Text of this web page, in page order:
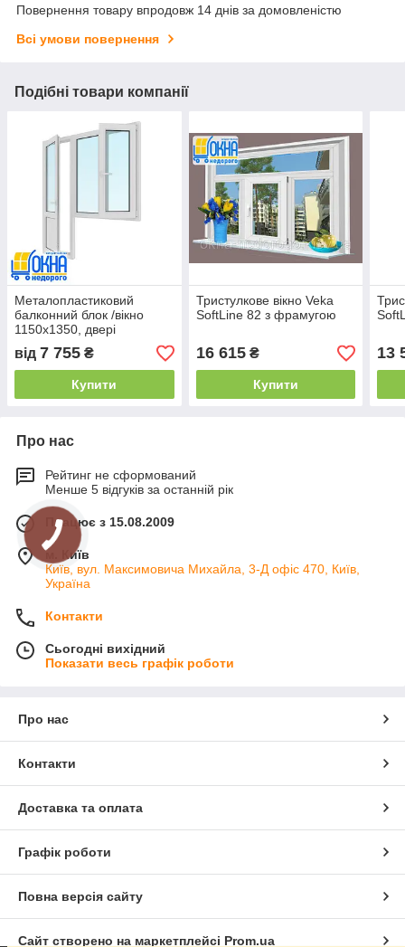
Повернення товару впродовж 14 днів за домовленістю
Всі умови повернення
Подібні товари компанії
Металопластиковий
балконний блок /вікно
1150х1350, двері
700х2050/
від 7 755 ₴
Купити
Тристулкове вікно Veka
SoftLine 82 з фрамугою
16 615₴
Купити
13
Про нас
Рейтинг не сформований
Менше 5 відгуків за останній рік
Працює з 15.08.2009
м. Київ
Київ, вул. Максимовича Михайла, 3-Д офіс 470, Київ,
Україна
Контакти
Сьогодні вихідний
Показати весь графік роботи
Про нас
Контакти
Доставка та оплата
Графік роботи
Повна версія сайту
Сайт створено на маркетплейсі Prom.ua